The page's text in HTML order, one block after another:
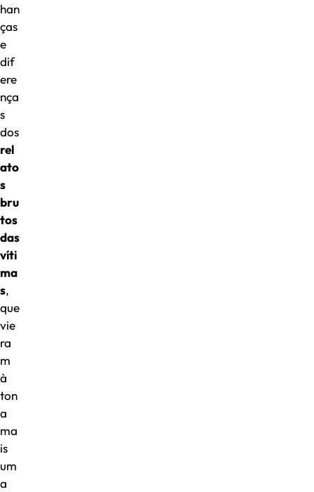
han
ças
e
dif
ere
nça
s
dos
rel
ato
s
bru
tos
das
víti
ma
s,
que
vie
ra
m
à
ton
a
ma
is
um
a